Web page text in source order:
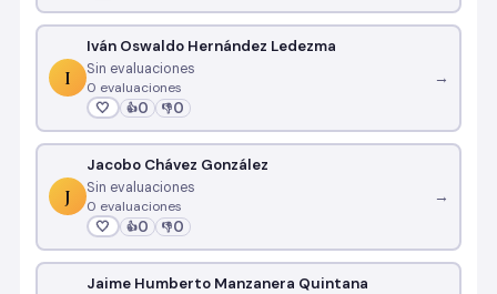
I
Iván Oswaldo Hernández Ledezma
Sin evaluaciones
0 evaluaciones
🤍 👍0 👎0
→
J
Jacobo Chávez González
Sin evaluaciones
0 evaluaciones
🤍 👍0 👎0
→
Jaime Humberto Manzanera Quintana